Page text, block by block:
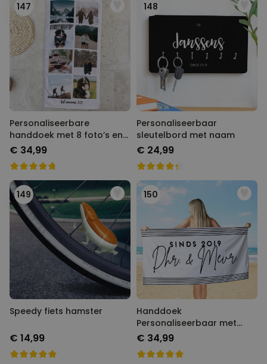
147
Personaliseerbare
handdoek met 8 foto’s en
tekst
€ 34,99
148
Personaliseerbaar
sleutelbord met naam
€ 24,99
149
Speedy fiets hamster
€ 14,99
150
Handdoek
Personaliseerbaar met
Verschillende
Achtergronden
€ 34,99